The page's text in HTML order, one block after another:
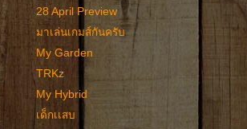
28 April Preview
มาเล่นเกมส์กันครับ
My Garden
TRKz
My Hybrid
เด็กเเสบ